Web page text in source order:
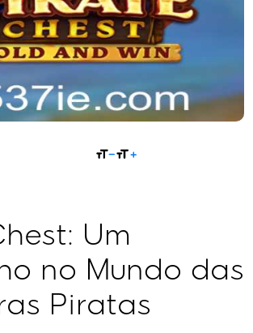
Um
no Mundo das
Piratas